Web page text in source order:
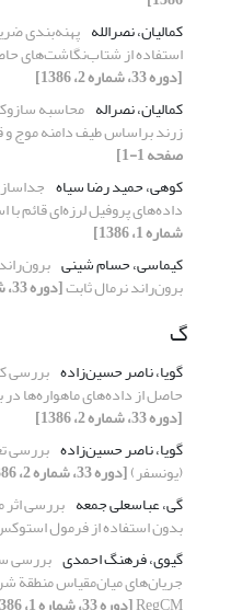
کمالیان، نصرالله پهنه‌بندی
استفاده از شتاب‌نگاشت‌های حاصل
[دوره 33، شماره 2، 1386]
کمالیان، نصراله
زرند براساس طیف دامنه موج
صفحه 1-1]
کوهی، حمید رضا سیاه
داده‌های پروفیل لرزه‌ای قائم با
شماره 1، 1386]
کیماسی، حسام شینی
برون‌راند نرمال ثابت[دوره 33، شماره 3، 1386، صفحه 1-1]
گ
گویا، ناصر حسین‌زاده بررسی
حاصل از داده‌های ماهواره‌ها
[دوره 33، شماره 2، 1386]
گویا، ناصر حسین‌زاده
(یونسفر)[دوره 33، شماره 2، 1386]
گی، عباسعلی جمعه بررسی
بدون استفاده از فرمول
گیوی، فرهنگ احمدی بررسی
جریان‌های میان‌مقیاس منطقة